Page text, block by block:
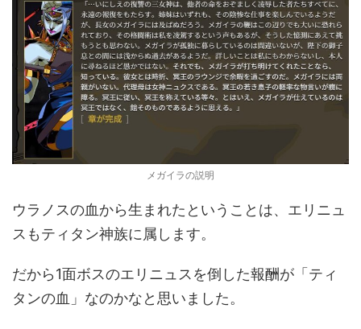
メガイラの説明
ウラノスの血から生まれたということは、エリニュ
スもティタン神族に属します。
だから1面ボスのエリニュスを倒した報酬が「ティ
タンの血」なのかなと思いました。